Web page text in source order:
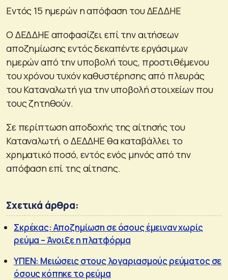
Εντός 15 ημερών η απόφαση του ΔΕΔΔΗΕ
Ο ΔΕΔΔΗΕ αποφασίζει επί την αιτήσεων
αποζημίωσης εντός δεκαπέντε εργάσιμων
ημερών από την υποβολή τους, προστιθέμενου
του χρόνου τυχόν καθυστέρησης από πλευράς
του Καταναλωτή για την υποβολή στοιχείων που
τους ζητηθούν.
Σε περίπτωση αποδοχής της αίτησής του
Καταναλωτή, ο ΔΕΔΔΗΕ θα καταβάλλει το
χρηματικό ποσό, εντός ενός μηνός από την
απόφαση επί της αίτησης.
Σχετικά άρθρα:
Σκρέκας: Αποζημίωση σε όσους έμειναν χωρίς
ρεύμα – Άνοιξε η πλατφόρμα
ΥΠΕΝ: Μειώσεις στους λογαριασμούς ρεύματος σε
όσους κόπηκε το ρεύμα